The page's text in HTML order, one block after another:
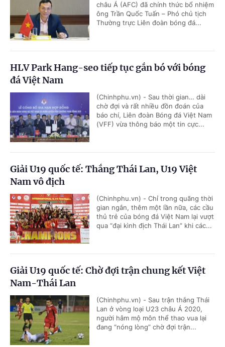
châu Á (AFC) đã chính thức bổ nhiệm
ông Trần Quốc Tuấn – Phó chủ tịch
Thường trực Liên đoàn bóng đá...
HLV Park Hang-seo tiếp tục gắn bó với bóng
đá Việt Nam
(Chinhphu.vn) - Sau thời gian… dài
chờ đợi và rất nhiều đồn đoán của
báo chí, Liên đoàn Bóng đá Việt Nam
(VFF) vừa thông báo một tin cực...
Giải U19 quốc tế: Thắng Thái Lan, U19 Việt
Nam vô địch
(Chinhphu.vn) - Chỉ trong quãng thời
gian ngắn, thêm một lần nữa, các cầu
thủ trẻ của bóng đá Việt Nam lại vượt
qua “đại kình địch Thái Lan” khi các...
Giải U19 quốc tế: Chờ đợi trận chung kết Việt
Nam-Thái Lan
(Chinhphu.vn) - Sau trận thắng Thái
Lan ở vòng loại U23 châu Á 2020,
người hâm mộ môn thể thao vua lại
đang “nóng lòng” chờ đợi trận...